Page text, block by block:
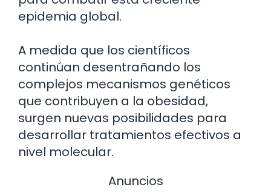
epidemia global.
A medida que los científicos
continúan desentrañando los
complejos mecanismos genéticos
que contribuyen a la obesidad,
surgen nuevas posibilidades para
desarrollar tratamientos efectivos a
nivel molecular.
Anuncios